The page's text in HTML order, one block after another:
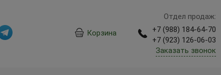
Корзина
Отдел продаж:
+7 (988) 184-64-70
+7 (923) 126-06-03
Заказать звонок